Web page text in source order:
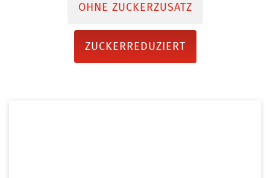
OHNE ZUCKERZUSATZ
ZUCKERREDUZIERT